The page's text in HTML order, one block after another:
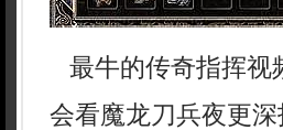
最牛的传奇指挥视
会看魔龙刀兵夜更